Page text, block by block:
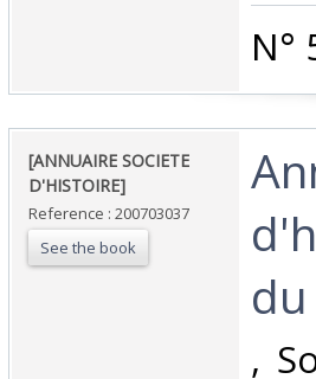
‎N°
‎[ANNUAIRE SOCIETE
D'HISTOIRE]‎
Reference : 200703037
See the book
du
‎,